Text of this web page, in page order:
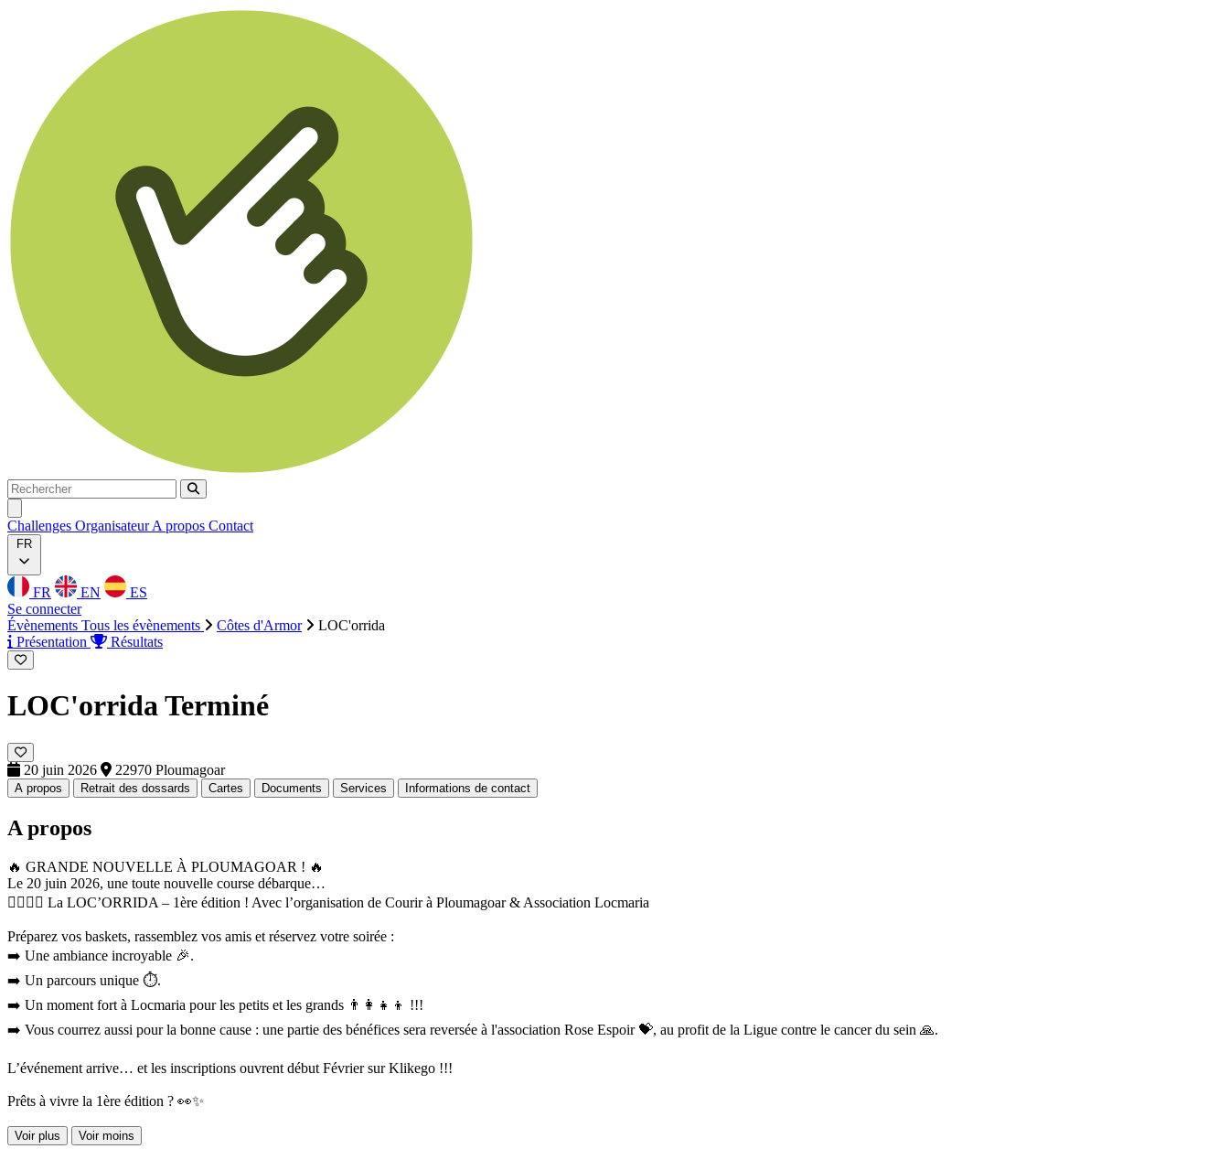
Rechercher
Rechercher
Challenges OrganisateurA propos Contact
FR
FR EN
ES
Se connecter
Évènements Tous les évènements Côtes d'Armor
LOC'orrida
Présentation
Résultats
LOC'orridaTerminé
20 juin 2026 22970 Ploumagoar
A propos Retrait des dossards Cartes Documents Services Informations de contact
A propos
🔥 GRANDE NOUVELLE À PLOUMAGOAR ! 🔥
Le 20 juin 2026, une toute nouvelle course débarque…
🏃‍♂️🏃‍♀️ La LOC’ORRIDA – 1ère édition ! Avec l’organisation de Courir à Ploumagoar & Association Locmaria
Préparez vos baskets, rassemblez vos amis et réservez votre soirée :
➡️ Une ambiance incroyable 🎉.
➡️ Un parcours unique ⏱️.
➡️ Un moment fort à Locmaria pour les petits et les grands 👨‍👩‍👧‍👦 !!!
➡️ Vous courrez aussi pour la bonne cause : une partie des bénéfices sera reversée à l'association Rose Espoir 💝, au profit de la Ligue contre le cancer du sein 🙏.
L’événement arrive… et les inscriptions ouvrent début Février sur Klikego !!!
Prêts à vivre la 1ère édition ? 👀✨
Voir plus Voir moins